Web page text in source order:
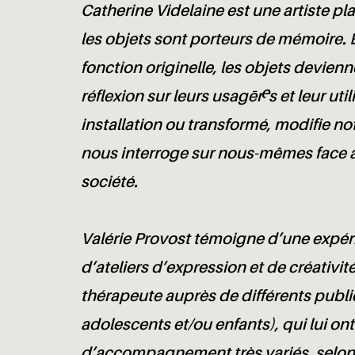
Catherine Videlaine est une artiste
les objets sont porteurs de mémoire.
fonction originelle, les objets
réflexion sur leurs usagèr·es et leur
installation ou transformé, modifie
nous interroge sur nous-mêmes face
société.
Valérie Provost témoigne d’une
d’ateliers d’expression et de
thérapeute auprès de différents
adolescents et/ou enfants), qui lui